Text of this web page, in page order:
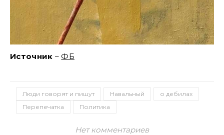
Источник – ФБ
Люди говорят и пишут Навальный
о дебилах
Перепечатка
Политика
Нет комментариев